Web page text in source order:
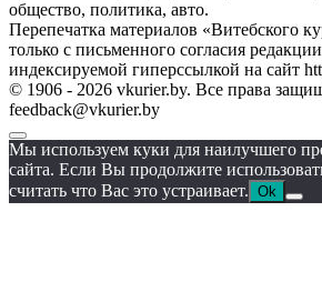
общество, политика, авто.
Перепечатка материалов «Витебского
только с письменного согласия
индексируемой гиперссылкой на сайт
© 1906 - 2026 vkurier.by. Все права
feedback@vkurier.by
Мы используем куки для наилучшего
сайта. Если Вы продолжите
считать что Вас это устраивает. Ok